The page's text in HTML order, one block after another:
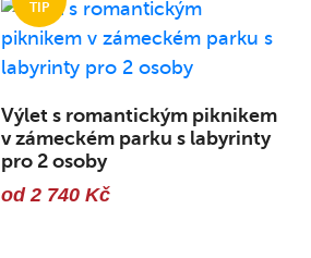
Výlet s romantickým piknikem
v zámeckém parku s labyrinty
pro 2 osoby
od 2 740 Kč